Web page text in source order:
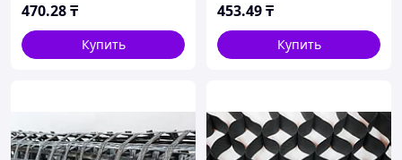
470.28₸
Купить
453.49₸
Купить